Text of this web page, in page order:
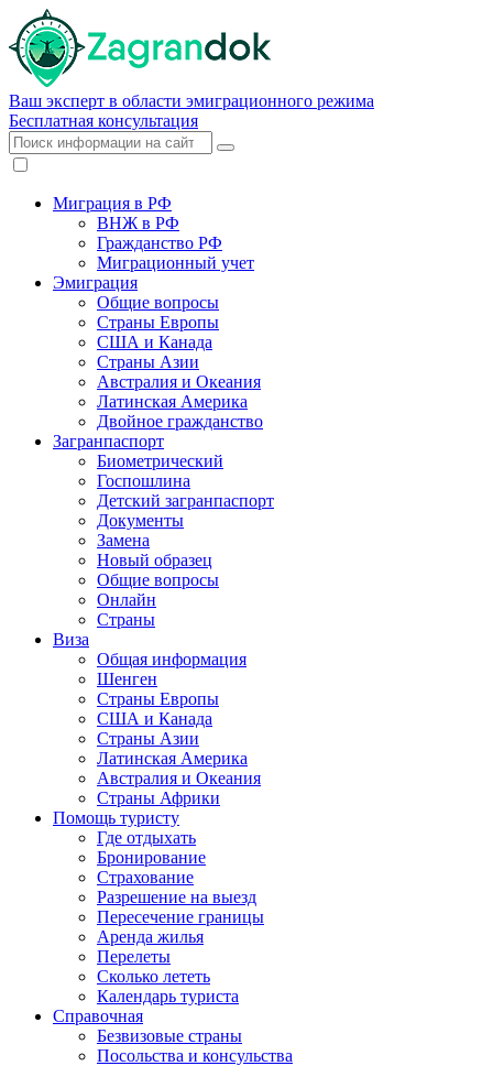
Ваш эксперт в области эмиграционного режима
Бесплатная консультация
Миграция в РФ
ВНЖ в РФ
Гражданство РФ
Миграционный учет
Эмиграция
Общие вопросы
Страны Европы
США и Канада
Страны Азии
Австралия и Океания
Латинская Америка
Двойное гражданство
Загранпаспорт
Биометрический
Госпошлина
Детский загранпаспорт
Документы
Замена
Новый образец
Общие вопросы
Онлайн
Страны
Виза
Общая информация
Шенген
Страны Европы
США и Канада
Страны Азии
Латинская Америка
Австралия и Океания
Страны Африки
Помощь туристу
Где отдыхать
Бронирование
Страхование
Разрешение на выезд
Пересечение границы
Аренда жилья
Перелеты
Сколько лететь
Календарь туриста
Справочная
Безвизовые страны
Посольства и консульства